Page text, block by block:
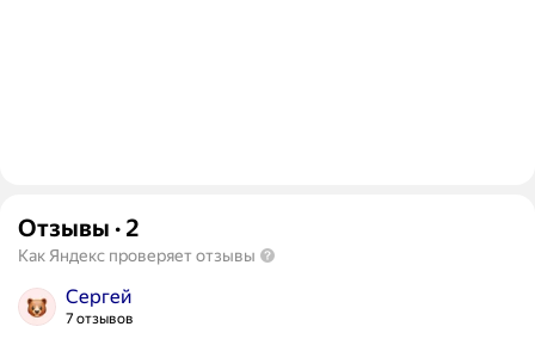
Отзывы · 2
Как Яндекс проверяет отзывы
Сергей
7 отзывов